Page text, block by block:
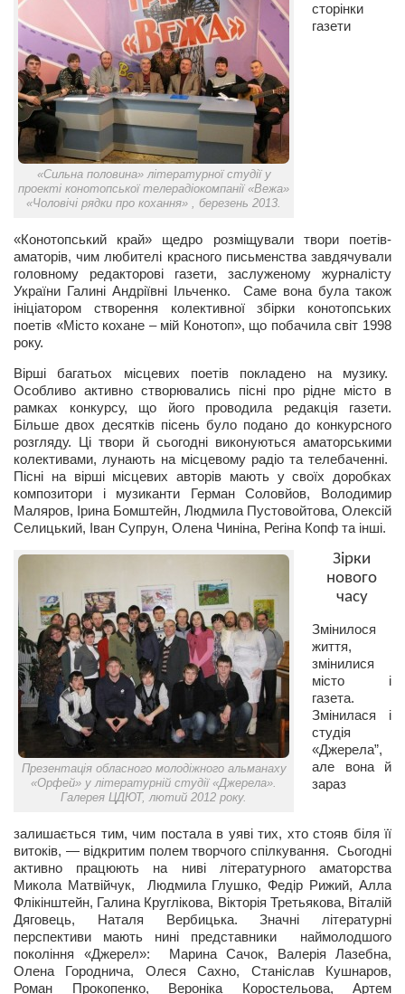
«Сильна половина» літературної студії у
проекті конотопської телерадіокомпанії «Вежа»
«Чоловічі рядки про кохання» , березень 2013.
сторінки
газети
«Конотопський край» щедро розміщували твори поетів-
аматорів, чим любителі красного письменства завдячували
головному редакторові газети, заслуженому журналісту
України Галині Андріївні Ільченко. Саме вона була також
ініціатором створення колективної збірки конотопських
поетів «Місто кохане – мій Конотоп», що побачила світ 1998
року.
Вірші багатьох місцевих поетів покладено на музику.
Особливо активно створювались пісні про рідне місто в
рамках конкурсу, що його проводила редакція газети.
Більше двох десятків пісень було подано до конкурсного
розгляду. Ці твори й сьогодні виконуються аматорськими
колективами, лунають на місцевому радіо та телебаченні.
Пісні на вірші місцевих авторів мають у своїх доробках
композитори і музиканти Герман Соловйов, Володимир
Маляров, Ірина Бомштейн, Людмила Пустовойтова, Олексій
Селицький, Іван Супрун, Олена Чиніна, Регіна Копф та інші.
Презентація обласного молодіжного альманаху
«Орфей» у літературній студії «Джерела».
Галерея ЦДЮТ, лютий 2012 року.
Зірки
нового
часу
Змінилося
життя,
змінилися
місто і
газета.
Змінилася і
студія
«Джерела”,
але вона й
зараз
залишається тим, чим постала в уяві тих, хто стояв біля її
витоків, — відкритим полем творчого спілкування. Сьогодні
активно працюють на ниві літературного аматорства
Микола Матвійчук, Людмила Глушко, Федір Рижий, Алла
Флікінштейн, Галина Круглікова, Вікторія Третьякова, Віталій
Дяговець, Наталя Вербицька. Значні літературні
перспективи мають нині представники наймолодшого
покоління «Джерел»: Марина Сачок, Валерія Лазебна,
Олена Городнича, Олеся Сахно, Станіслав Кушнаров,
Роман Прокопенко, Вероніка Коростельова, Артем